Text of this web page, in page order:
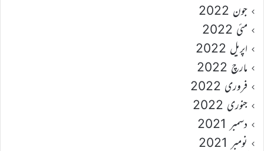
جون 2022
مئی 2022
اپریل 2022
مارچ 2022
فروری 2022
جنوری 2022
دسمبر 2021
نومبر 2021